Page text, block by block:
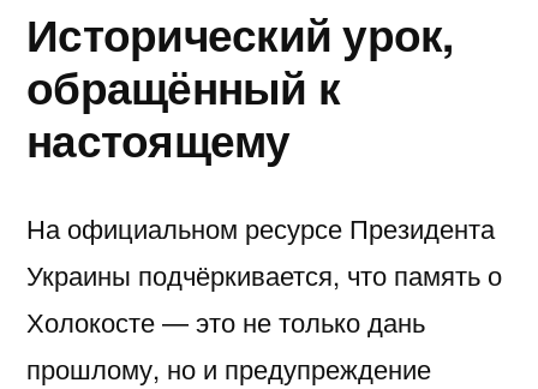
Исторический урок,
обращённый к
настоящему
На официальном ресурсе Президента
Украины подчёркивается, что память о
Холокосте — это не только дань
прошлому, но и предупреждение